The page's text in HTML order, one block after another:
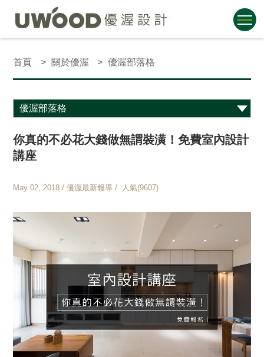
首頁 關於優渥 優渥部落格
你真的不必花大錢做無謂裝潢！免費室內設計
講座
May 02, 2018 / 優渥最新報導 / 人氣(9607)